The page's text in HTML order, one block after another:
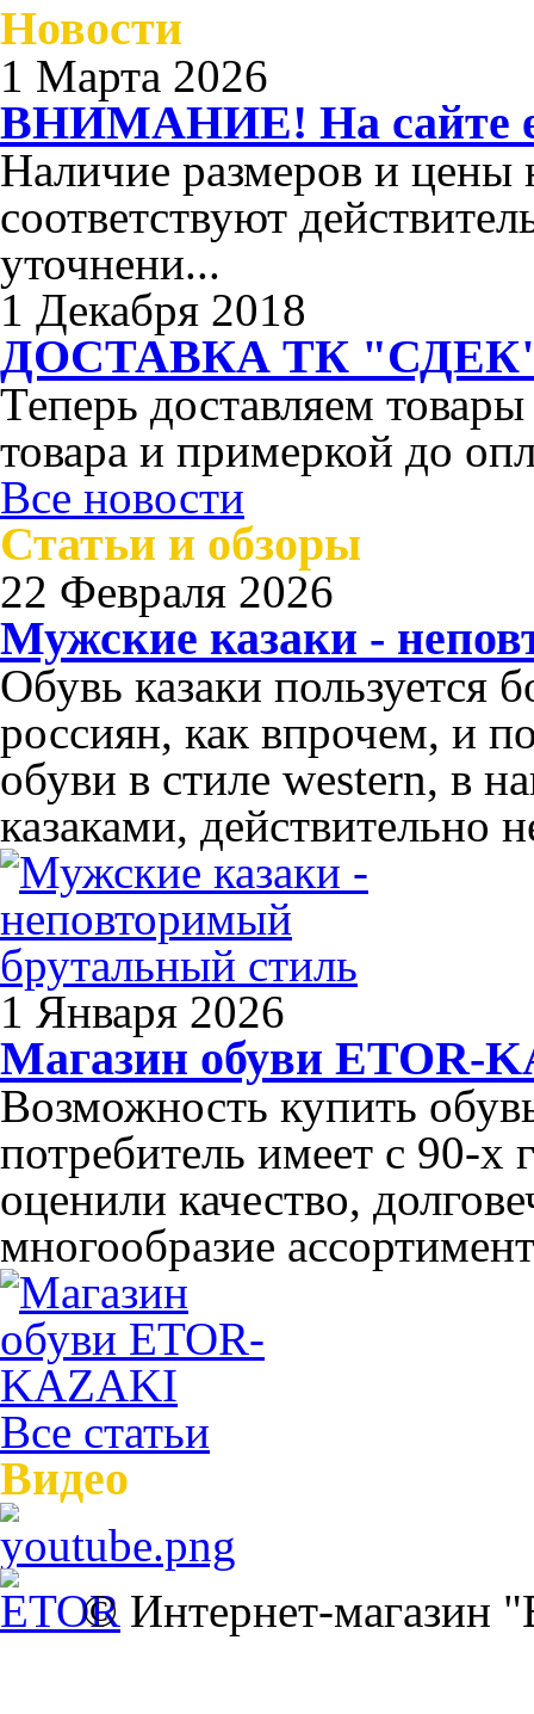
Новости
1 Марта 2026
ВНИМАНИЕ! На сайте
Наличие размеров и цены
соответствуют
уточнени...
1 Декабря 2018
ДОСТАВКА ТК
Теперь доставляем
товара и примеркой до
Все новости
Статьи и обзоры
22 Февраля 2026
Мужские казаки -
Обувь казаки пользуется
россиян, как впрочем, и
обуви в стиле western, в
казаками, действительно
1 Января 2026
Магазин обуви ETOR-
Возможность купить
потребитель имеет с 90-х
оценили качество,
многообразие
Все статьи
Видео
© Интернет-